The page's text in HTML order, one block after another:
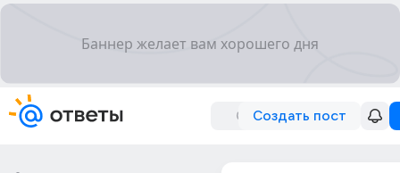
Создать пост